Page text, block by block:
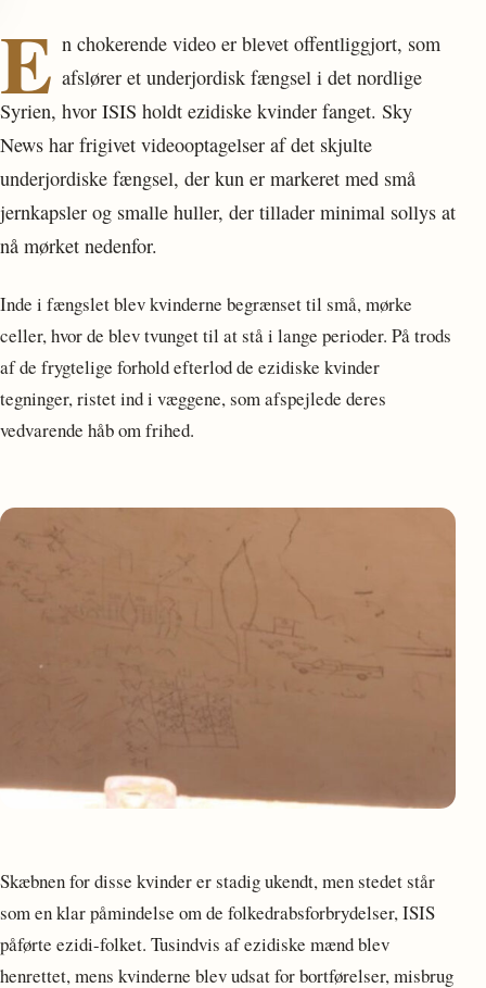
E n chokerende video er blevet offentliggjort, som
afslører et underjordisk fængsel i det nordlige
Syrien, hvor ISIS holdt ezidiske kvinder fanget. Sky
News har frigivet videooptagelser af det skjulte
underjordiske fængsel, der kun er markeret med små
jernkapsler og smalle huller, der tillader minimal sollys at
nå mørket nedenfor.
Inde i fængslet blev kvinderne begrænset til små, mørke
celler, hvor de blev tvunget til at stå i lange perioder. På trods
af de frygtelige forhold efterlod de ezidiske kvinder
tegninger, ristet ind i væggene, som afspejlede deres
vedvarende håb om frihed.
Skæbnen for disse kvinder er stadig ukendt, men stedet står
som en klar påmindelse om de folkedrabsforbrydelser, ISIS
påførte ezidi-folket. Tusindvis af ezidiske mænd blev
henrettet, mens kvinderne blev udsat for bortførelser, misbrug